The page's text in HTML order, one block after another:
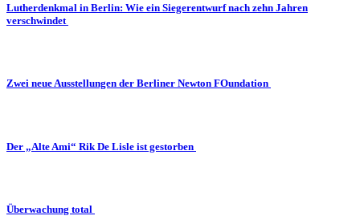
Lutherdenkmal in Berlin: Wie ein Siegerentwurf nach zehn Jahren
verschwindet
Zwei neue Ausstellungen der Berliner Newton FOundation
Der „Alte Ami“ Rik De Lisle ist gestorben
Überwachung total